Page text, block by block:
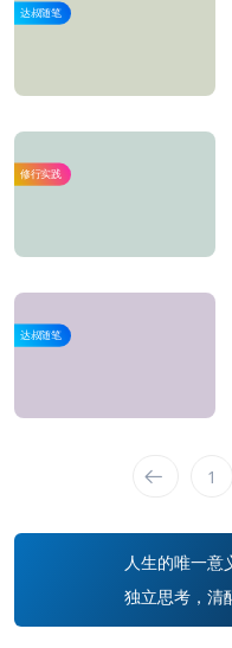
达叔随笔
修行实践
达叔随笔
1
人生的唯一意
独立思考，清